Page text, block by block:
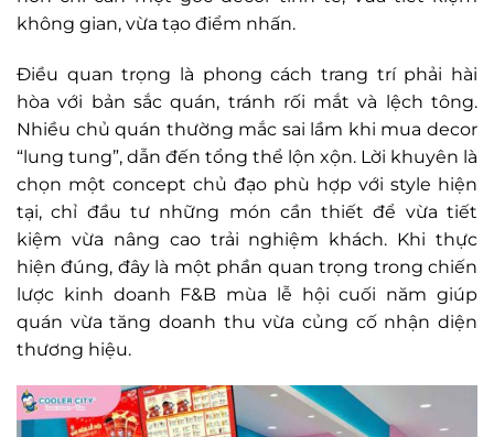
không gian, vừa tạo điểm nhấn.
Điều quan trọng là phong cách trang trí phải hài
hòa với bản sắc quán, tránh rối mắt và lệch tông.
Nhiều chủ quán thường mắc sai lầm khi mua decor
“lung tung”, dẫn đến tổng thể lộn xộn. Lời khuyên là
chọn một concept chủ đạo phù hợp với style hiện
tại, chỉ đầu tư những món cần thiết để vừa tiết
kiệm vừa nâng cao trải nghiệm khách. Khi thực
hiện đúng, đây là một phần quan trọng trong chiến
lược kinh doanh F&B mùa lễ hội cuối năm giúp
quán vừa tăng doanh thu vừa củng cố nhận diện
thương hiệu.